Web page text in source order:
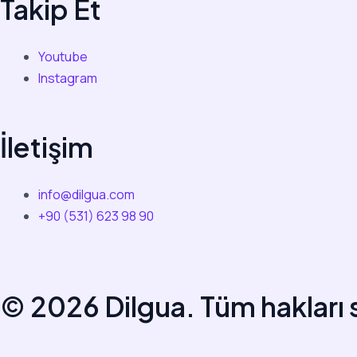
Takip Et
Youtube
Instagram
İletişim
info@dilgua.com
+90 (531) 623 98 90
© 2026 Dilgua. Tüm hakları